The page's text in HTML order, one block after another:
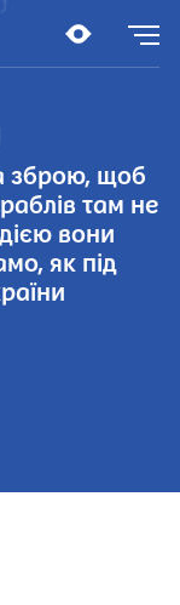
зброю, щоб
там не
вони
як під